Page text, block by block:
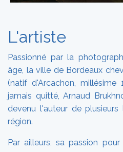
L'artiste
Passionné par la
âge, la ville de Bordeaux
(natif d'Arcachon,
jamais quitté, Arnaud
devenu l'auteur de
région.
Par ailleurs, sa passion